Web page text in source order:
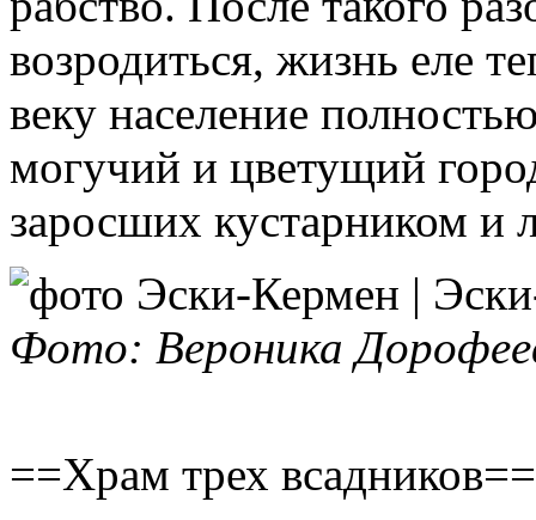
возродиться, жизнь еле
веку население
могучий и цветущий
заросших кустарником и
Фото: Вероника
==Храм трех всадников==